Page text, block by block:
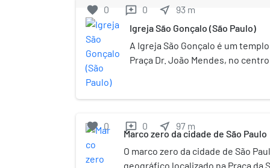
numeração das vias públicas da
um sinônimo para o Centro Velho,
mais conhecidos da cidade e foi
importantes para a história do
favorite 0 reviews 0 near_me 93 m
Igreja São Gonçalo (São Paulo)
A Igreja São Gonçalo é um
Praça Dr. João Mendes, no centro
Com origem no séc. XVIII, a
Arqueológico, Artístico e
Cultura do Estado de São Paulo
final do século XIX, a igreja é
favorite 0 reviews 0 near_me 97 m
Marco zero da cidade de São Paulo
O marco zero da cidade de São
geográfico localizado na Praça da